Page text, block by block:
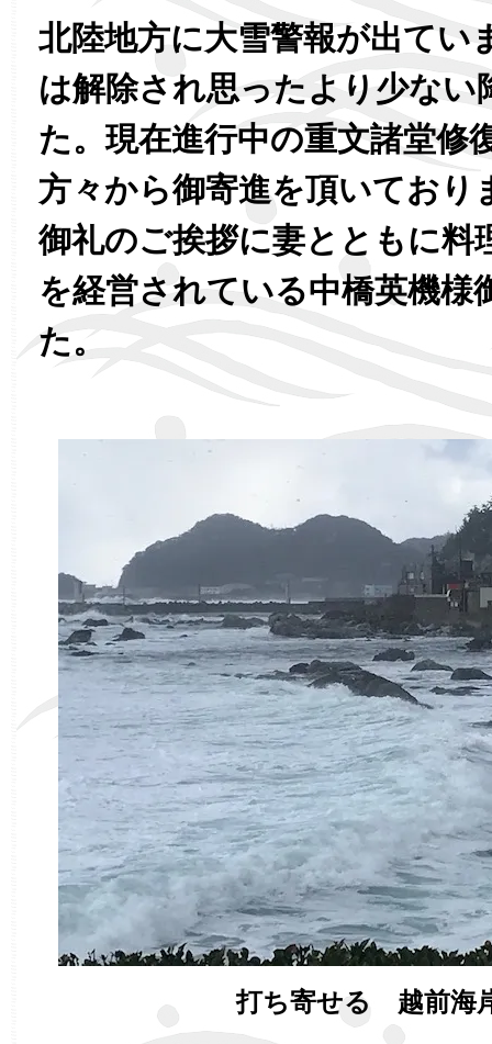
北陸地方に大雪警報が出てい
は解除され思ったより少ない
た。現在進行中の重文諸堂修
方々から御寄進を頂いており
御礼のご挨拶に妻とともに料
を経営されている中橋英機様
た。
打ち寄せる 越前海